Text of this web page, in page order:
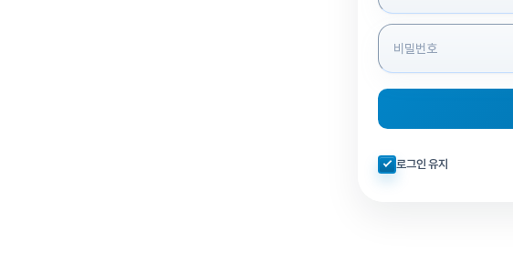
자동로그인 체크
로그인 유지